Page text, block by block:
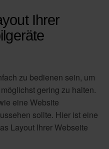
Ihrer
zu bedienen sein, um
gering zu halten.
eine Website
sollte. Hier ist eine
Layout Ihrer Webseite